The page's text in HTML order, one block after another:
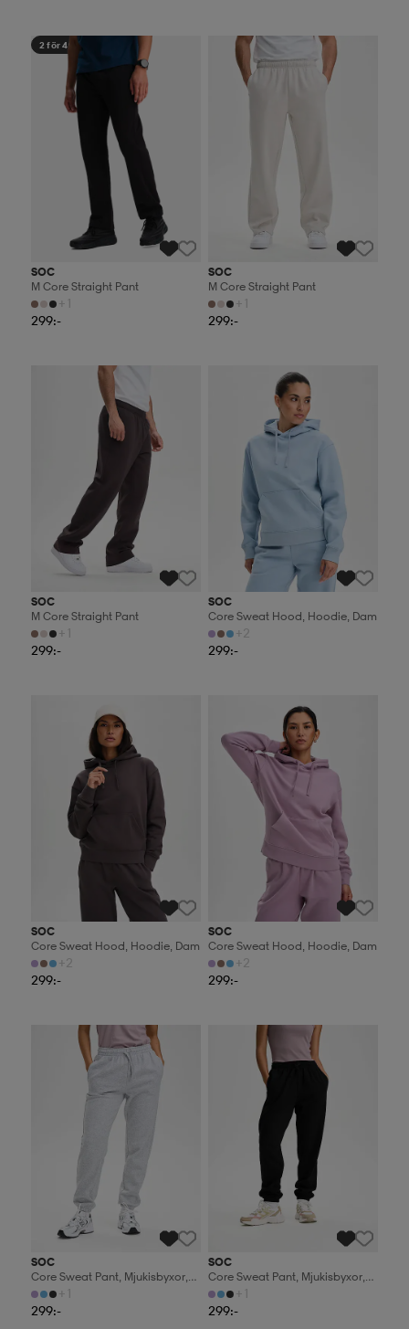
2 för 499:-
SOC
M Core Straight Pant
+1
299:-
2 för 499:-
SOC
M Core Straight Pant
+1
299:-
SOC
M Core Straight Pant
+1
299:-
SOC
Core Sweat Hood, Hoodie, Dam
+2
299:-
SOC
Core Sweat Hood, Hoodie, Dam
+2
299:-
SOC
Core Sweat Hood, Hoodie, Dam
+2
299:-
2 för 499:-
SOC
Core Sweat Pant, Mjukisbyxor,
Dam +1
299:-
2 för 499:-
SOC
Core Sweat Pant, Mjukisbyxor,
Dam +1
299:-